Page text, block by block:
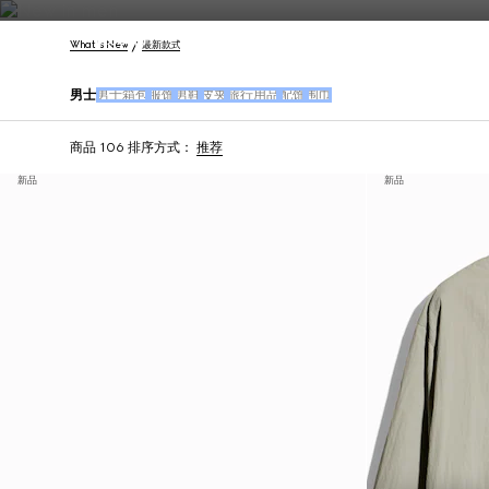
联系我们
What's New 最新款式
男士 男士箱包 服饰 男鞋 皮夹 旅行用品 配饰 围巾
商品 106 排序方式： 推荐
新品 新品